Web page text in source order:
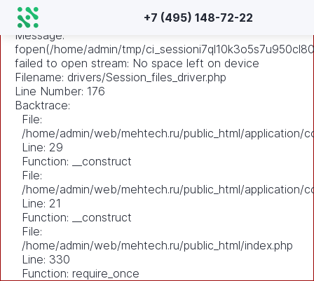
A PHP Error was encountered
Severity: Warning
Message:
fopen(/home/admin/tmp/
failed to open stream: No space left on device
Filename: drivers/Session_files_driver.php
Line Number: 176
Backtrace:
File:
/home/admin/web/mehtech.ru/public_html/application/
Line: 29
Function: __construct
File:
/home/admin/web/mehtech.ru/public_html/application/
Line: 21
Function: __construct
File:
/home/admin/web/mehtech.ru/public_html/index.php
Line: 330
Function: require_once
+7 (495) 148-72-22